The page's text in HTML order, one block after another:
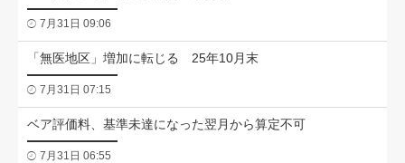
7月31日 09:06
「無医地区」増加に転じる 25年10月末
7月31日 07:15
ベア評価料、基準未達になった翌月から算定不可
7月31日 06:55